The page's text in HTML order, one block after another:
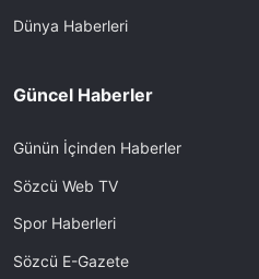
Dünya Haberleri
Güncel Haberler
Günün İçinden Haberler
Sözcü Web TV
Spor Haberleri
Sözcü E-Gazete